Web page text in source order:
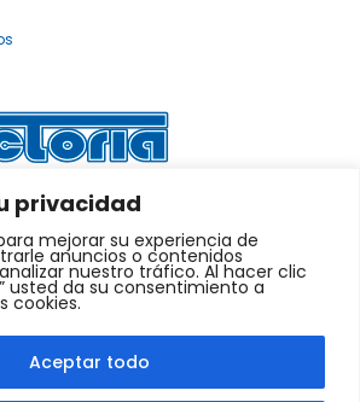
privacidad
mejorar su experiencia de
anuncios o contenidos
nuestro tráfico. Al hacer clic
usted da su consentimiento a
cookies.
Aceptar todo
los derechos reservados.